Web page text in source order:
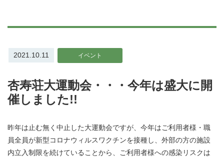
2021.10.11 イベント
杏寿荘大運動会・・・今年は盛大に開
催しました!!
昨年は止む無く中止した大運動会ですが、今年はご利用者様・職
員全員が新型コロナウィルスワクチンを接種し、外部の方の施設
内立入制限を続けていることから、ご利用者様への感染リスクは